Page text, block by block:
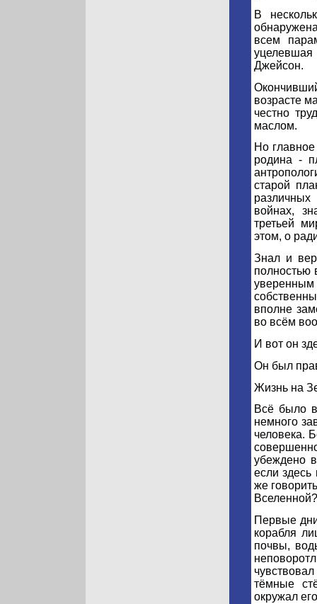
В
всем
уцелевшая
Джейсон.
возрасте
честно
маслом.
Но
родина -
старой
войнах,
третьей
этом, о
Знал и
полностью
вполне
во всём
И вот он
Он был
Жизнь на
Всё было
немного
человека.
убеждено
если
же
Вселенной?
Первые
корабля
почвы,
тёмные
окружал